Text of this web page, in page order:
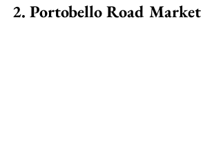
2. Portobello Road Market